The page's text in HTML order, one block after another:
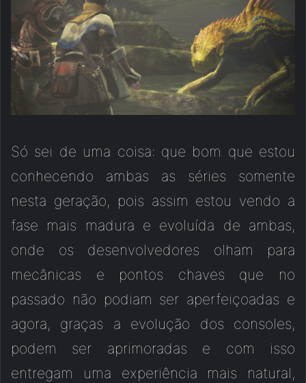
Só sei de uma coisa: que bom que estou
conhecendo ambas as séries somente
nesta geração, pois assim estou vendo a
fase mais madura e evoluída de ambas,
onde os desenvolvedores olham para
mecânicas e pontos chaves que no
passado não podiam ser aperfeiçoadas e
agora, graças a evolução dos consoles,
podem ser aprimoradas e com isso
entregam uma experiência mais natural,